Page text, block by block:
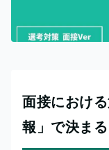
面接におけ
報」で決まる